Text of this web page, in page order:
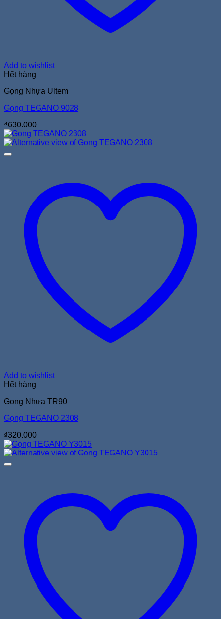
Add to wishlist
Hết hàng
Gọng Nhựa Ultem
Gọng TEGANO 9028
₫630.000
Add to wishlist
Hết hàng
Gọng Nhựa TR90
Gọng TEGANO 2308
₫320.000